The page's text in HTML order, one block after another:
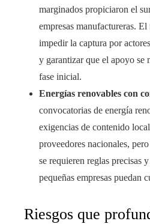
marginados propiciaron el
empresas manufactureras.
impedir la captura por
y garantizar que el apoyo se
fase inicial.
Energías renovables con
convocatorias de energía
exigencias de contenido
proveedores nacionales,
se requieren reglas precisas
pequeñas empresas puedan
Riesgos que